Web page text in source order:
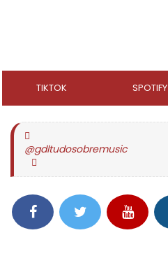
TIKTOK SPOTIFY
@gdltudosobremusic